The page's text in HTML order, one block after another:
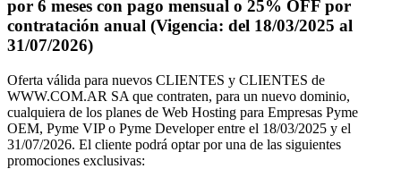
por 6 meses con pago mensual o 25% OFF por
contratación anual (Vigencia: del 18/03/2025 al
31/07/2026)
Oferta válida para nuevos CLIENTES y CLIENTES de
WWW.COM.AR SA que contraten, para un nuevo dominio,
cualquiera de los planes de Web Hosting para Empresas Pyme
OEM, Pyme VIP o Pyme Developer entre el 18/03/2025 y el
31/07/2026. El cliente podrá optar por una de las siguientes
promociones exclusivas: